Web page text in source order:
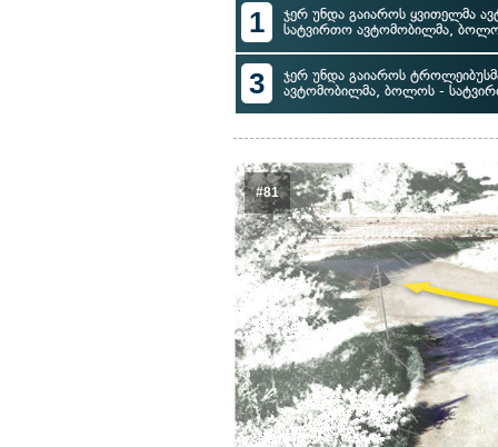
1
ჯერ უნდა გაიაროს ყვითელმა
სატვირთო ავტომობილმა,
3
ჯერ უნდა გაიაროს
ავტომობილმა, ბოლოს -
#81